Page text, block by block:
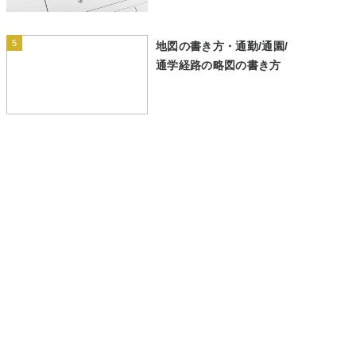
5
地図の書き方・通勤/通園/
通学経路の略図の書き方